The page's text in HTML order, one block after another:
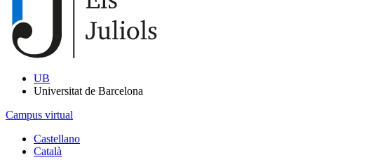
UB
Universitat de Barcelona
Campus virtual
Castellano
Català